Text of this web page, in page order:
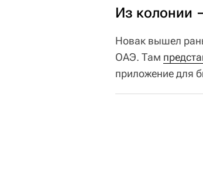
Из колонии
Новак вышел
ОАЭ. Там
приложение для